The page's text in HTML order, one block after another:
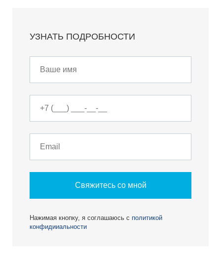
УЗНАТЬ ПОДРОБНОСТИ
Свяжитесь со мной
Нажимая кнопку, я соглашаюсь с политикой
конфидииальности